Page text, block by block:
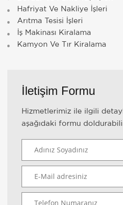
Hafriyat Ve Nakliye İşleri
Arıtma Tesisi İşleri
İş Makinası Kiralama
Kamyon Ve Tır Kiralama
İletişim Formu
Hizmetlerimiz ile ilgili
aşağıdaki formu